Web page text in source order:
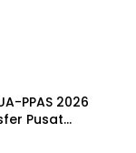
PPAS 2026
Pusat